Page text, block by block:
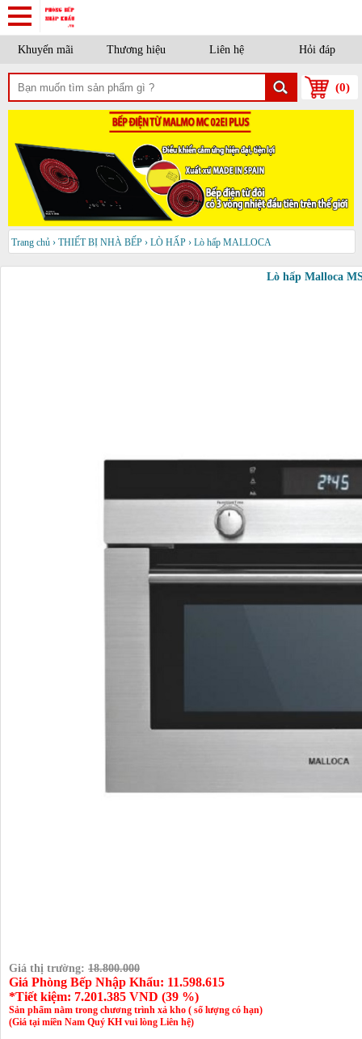
Khuyến mãi Thương hiệu Liên hệ Hỏi đáp
(0)
Trang chủ › THIẾT BỊ NHÀ BẾP › LÒ HẤP › Lò hấp MALLOCA
Lò hấp Malloca
Giá thị trường: 18.800.000
Giá Phòng Bếp Nhập Khẩu: 11.598.615
*Tiết kiệm: 7.201.385 VND (39 %)
Sản phẩm nằm trong chương trình xả kho ( số lượng có hạn)
(Giá tại miền Nam Quý KH vui lòng Liên hệ)